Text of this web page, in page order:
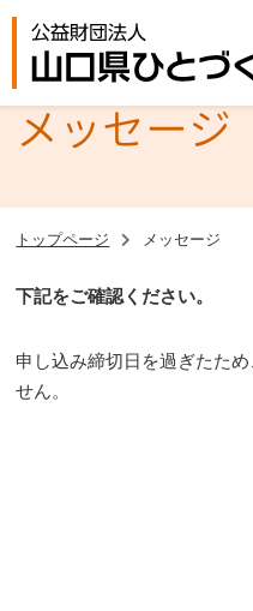
メッセージ
トップページ メッセージ
下記をご確認ください。
申し込み締切日を過ぎたた
せん。